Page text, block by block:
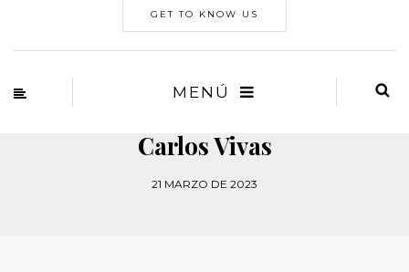
GET TO KNOW US
MENÚ
Carlos Vivas
21 MARZO DE 2023